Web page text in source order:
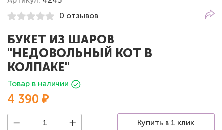
0 отзывов
БУКЕТ ИЗ ШАРОВ
"НЕДОВОЛЬНЫЙ КОТ В
КОЛПАКЕ"
Товар в наличии
4 390 ₽
Купить в 1 клик